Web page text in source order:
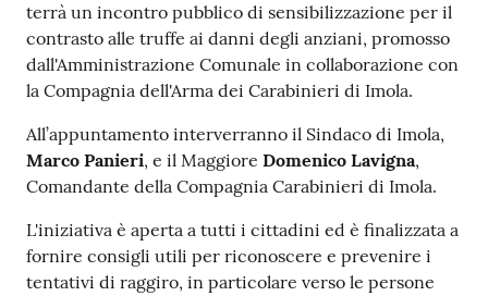
Seguici
su
terrà un incontro pubblico di sensibilizzazione per il
contrasto alle truffe ai danni degli anziani, promosso
dall'Amministrazione Comunale in collaborazione con
la Compagnia dell'Arma dei Carabinieri di Imola.
All’appuntamento interverranno il Sindaco di Imola,
Marco Panieri, e il Maggiore Domenico Lavigna,
Comandante della Compagnia Carabinieri di Imola.
L'iniziativa è aperta a tutti i cittadini ed è finalizzata a
fornire consigli utili per riconoscere e prevenire i
tentativi di raggiro, in particolare verso le persone